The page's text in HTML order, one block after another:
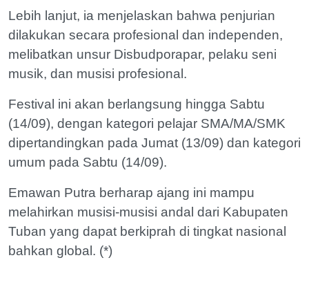
Lebih lanjut, ia menjelaskan bahwa penjurian
dilakukan secara profesional dan independen,
melibatkan unsur Disbudporapar, pelaku seni
musik, dan musisi profesional.
Festival ini akan berlangsung hingga Sabtu
(14/09), dengan kategori pelajar SMA/MA/SMK
dipertandingkan pada Jumat (13/09) dan kategori
umum pada Sabtu (14/09).
Emawan Putra berharap ajang ini mampu
melahirkan musisi-musisi andal dari Kabupaten
Tuban yang dapat berkiprah di tingkat nasional
bahkan global. (*)